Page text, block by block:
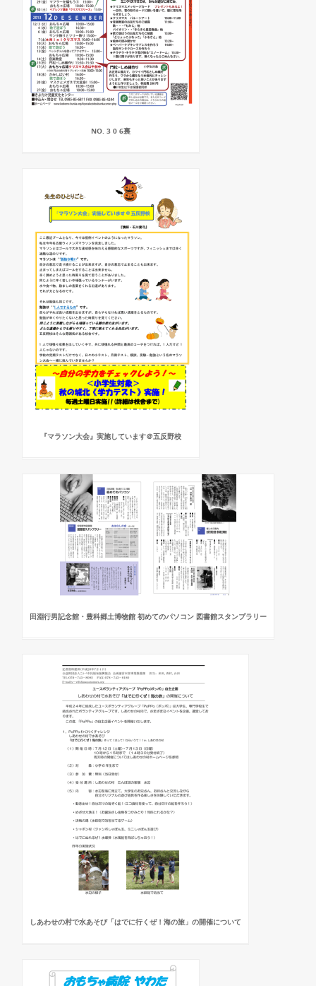
NO. 3 0 6裏
『マラソン大会』実施しています＠五反野校
田淵行男記念館・豊科郷土博物館 初めてのパソコン 図書館スタンプラリー
しあわせの村で水あそび「はでに行くぜ！海の旅」の開催について